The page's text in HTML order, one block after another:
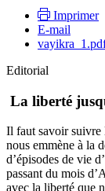
Imprimer
E-mail
Editorial
La liberté
Il faut savoir suivre
nous emmène à la
d’épisodes de vie
passant du mois
avec la liberté que